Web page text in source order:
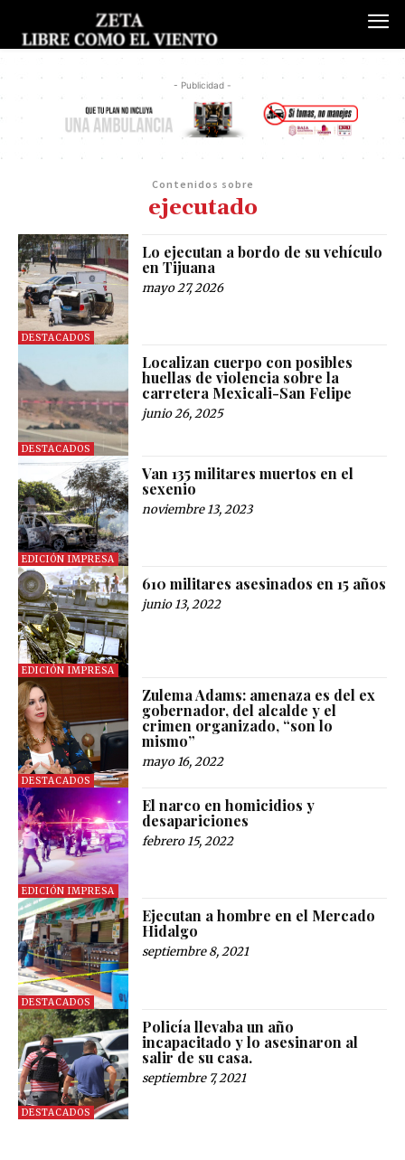
- Publicidad -
Contenidos sobre
ejecutado
DESTACADOS
Lo ejecutan a bordo de su vehículo
en Tijuana
mayo 27, 2026
DESTACADOS
Localizan cuerpo con posibles
huellas de violencia sobre la
carretera Mexicali-San Felipe
junio 26, 2025
EDICIÓN IMPRESA
Van 135 militares muertos en el
sexenio
noviembre 13, 2023
EDICIÓN IMPRESA
610 militares asesinados en 15 años
junio 13, 2022
DESTACADOS
Zulema Adams: amenaza es del ex
gobernador, del alcalde y el
crimen organizado, “son lo
mismo”
mayo 16, 2022
EDICIÓN IMPRESA
El narco en homicidios y
desapariciones
febrero 15, 2022
DESTACADOS
Ejecutan a hombre en el Mercado
Hidalgo
septiembre 8, 2021
DESTACADOS
Policía llevaba un año
incapacitado y lo asesinaron al
salir de su casa.
septiembre 7, 2021